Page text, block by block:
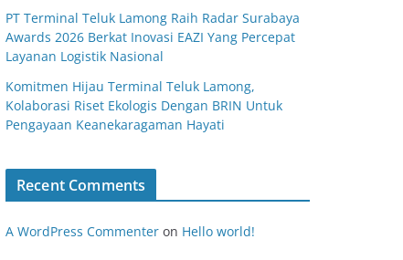
PT Terminal Teluk Lamong Raih Radar Surabaya
Awards 2026 Berkat Inovasi EAZI Yang Percepat
Layanan Logistik Nasional
Komitmen Hijau Terminal Teluk Lamong,
Kolaborasi Riset Ekologis Dengan BRIN Untuk
Pengayaan Keanekaragaman Hayati
Recent Comments
A WordPress Commenter on Hello world!